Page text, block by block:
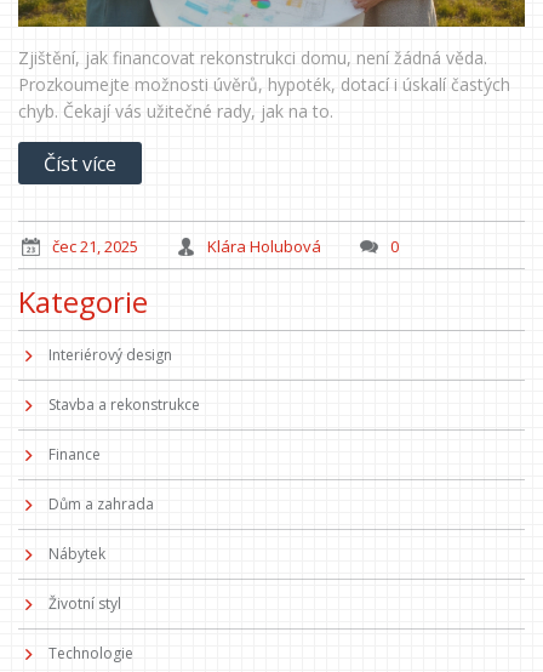
Zjištění, jak financovat rekonstrukci domu, není žádná věda.
Prozkoumejte možnosti úvěrů, hypoték, dotací i úskalí častých
chyb. Čekají vás užitečné rady, jak na to.
Číst více
čec 21, 2025 Klára Holubová 0
Kategorie
Interiérový design
Stavba a rekonstrukce
Finance
Dům a zahrada
Nábytek
Životní styl
Technologie